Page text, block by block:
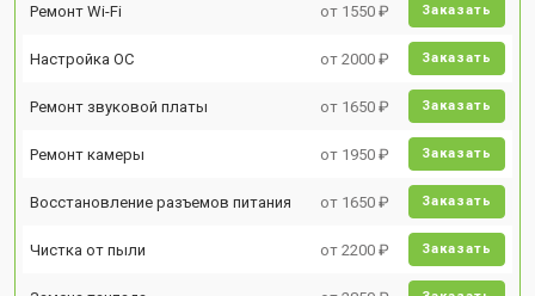
Ремонт Wi-Fi от 1550 ₽ Заказать
Настройка ОС от 2000 ₽ Заказать
Ремонт звуковой платы от 1650 ₽ Заказать
Ремонт камеры от 1950 ₽ Заказать
Восстановление разъемов питания от 1650 ₽ Заказать
Чистка от пыли от 2200 ₽ Заказать